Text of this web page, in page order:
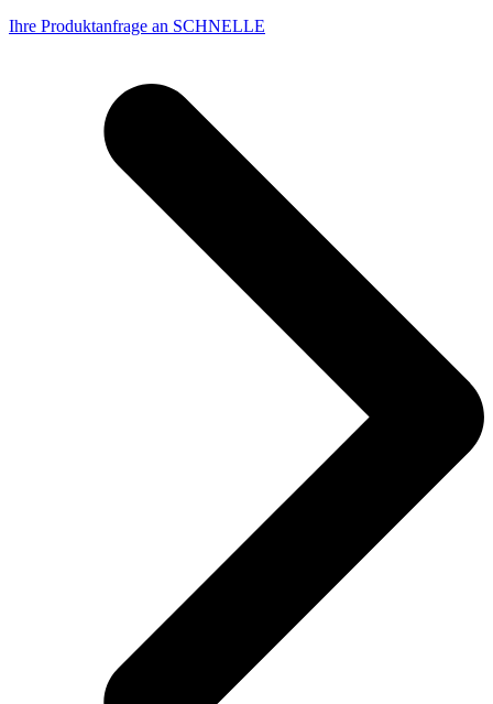
Ihre Produktanfrage an SCHNELLE